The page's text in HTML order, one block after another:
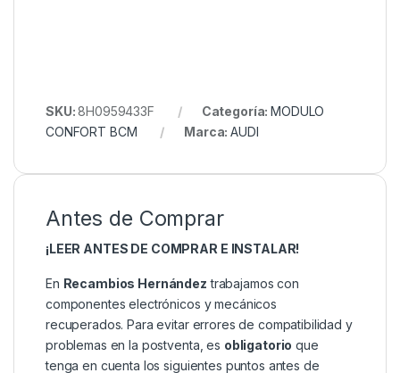
SKU:8H0959433F Categoría:MODULO
CONFORT BCM
Marca:AUDI
Antes de Comprar
¡LEER ANTES DE COMPRAR E INSTALAR!
En Recambios Hernández trabajamos con
componentes electrónicos y mecánicos
recuperados. Para evitar errores de compatibilidad y
problemas en la postventa, es obligatorio que
tenga en cuenta los siguientes puntos antes de